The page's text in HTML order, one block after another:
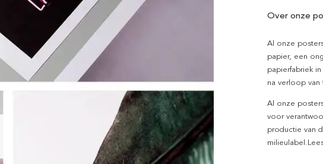
Over onze
Al onze
papier, een
papierfabriek
na verloop van
Al onze
voor
productie van